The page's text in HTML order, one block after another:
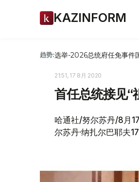
KAZINFORM
趋势:选举-2026总统府任免事件
21:51, 17 8月 2020
首任总统接见“
哈通社/努尔苏丹/8月
尔苏丹·纳扎尔巴耶夫